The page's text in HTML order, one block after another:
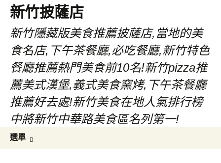
新竹披薩店
新竹隱藏版美食推薦披薩店,當地的美
食名店,下午茶餐廳,必吃餐廳,新竹特色
餐廳推薦熱門美食前10名!新竹pizza推
薦美式漢堡,義式美食窯烤,下午茶餐廳
推薦好去處!新竹美食在地人氣排行榜
中將新竹中華路美食區名列第一!
選單